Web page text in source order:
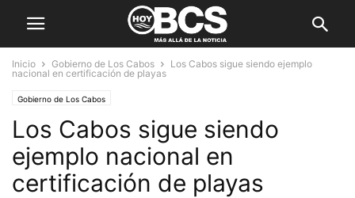
Inicio Gobierno de Los Cabos
Los Cabos sigue siendo ejemplo
nacional en certificación de playas
Gobierno de Los Cabos
Los Cabos sigue siendo
ejemplo nacional en
certificación de playas